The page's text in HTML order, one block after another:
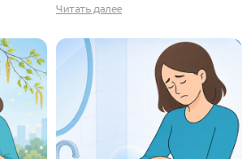
Читать далее